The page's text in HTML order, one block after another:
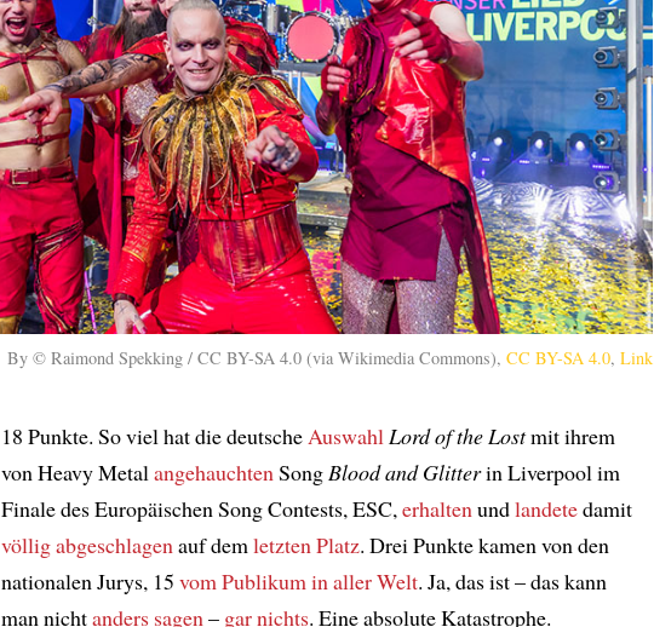
By © Raimond Spekking / CC BY-SA 4.0 (via Wikimedia Commons), CC BY-SA 4.0, Link
18 Punkte. So viel hat die deutscheAuswahlLord of the Lostmit ihrem
von Heavy MetalangehauchtenSongBlood and Glitterin Liverpool im
Finale des Europäischen Song Contests, ESC,erhaltenundlandetedamit
völlig abgeschlagenauf demletzten Platz. Drei Punkte kamen von den
nationalen Jurys, 15 vom Publikum in aller Welt. Ja, das ist – das kann
man nichtanders sagen– gar nichts. Eine absolute Katastrophe.